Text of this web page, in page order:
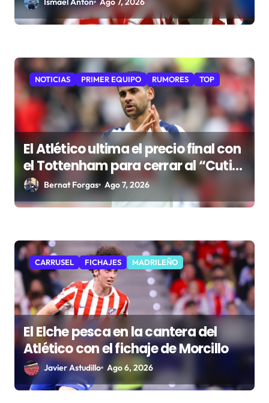
NOTICIAS PRIMER EQUIPO RUMORES TOP
El Atlético ultima el precio final con
el Tottenham para cerrar al “Cuti”
Romero
Bernat Forgas Ago 7, 2026
CARRUSEL FICHAJES MADRILEÑO
El Elche pesca en la cantera del
Atlético con el fichaje de Morcillo
Javier Astudillo Ago 6, 2026